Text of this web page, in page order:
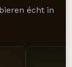
écht in